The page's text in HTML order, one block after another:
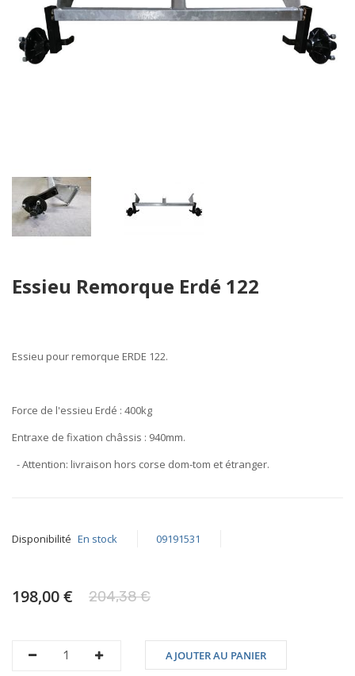
images
gallery
to
the
Essieu Remorque Erdé 122
Essieu pour remorque ERDE 122.
Force de l'essieu Erdé : 400kg
Entraxe de fixation châssis : 940mm.
- Attention: livraison hors corse dom-tom et étranger.
Disponibilité En stock 09191531
198,00 € 204,38 €
AJOUTER AU PANIER